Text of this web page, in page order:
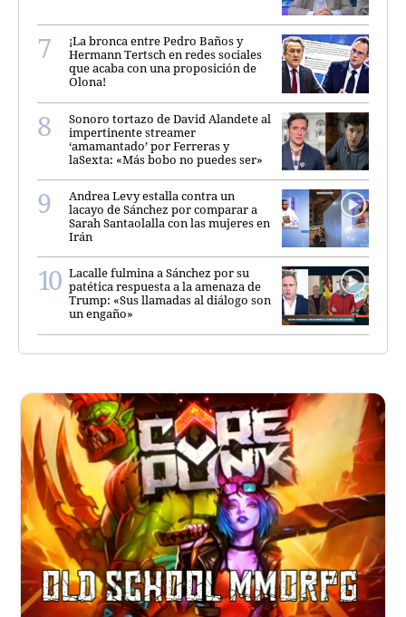
¡La bronca entre Pedro Baños y
Hermann Tertsch en redes sociales
que acaba con una proposición de
Olona!
Sonoro tortazo de David Alandete al
impertinente streamer
‘amamantado’ por Ferreras y
laSexta: «Más bobo no puedes ser»
Andrea Levy estalla contra un
lacayo de Sánchez por comparar a
Sarah Santaolalla con las mujeres en
Irán
Lacalle fulmina a Sánchez por su
patética respuesta a la amenaza de
Trump: «Sus llamadas al diálogo son
un engaño»